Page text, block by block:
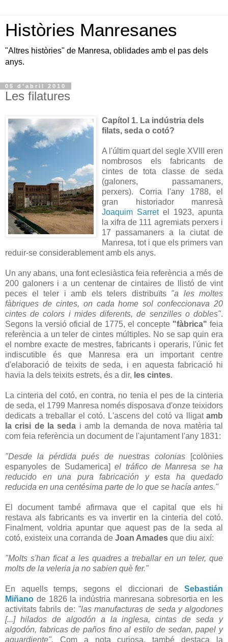
Històries Manresanes
"Altres històries" de Manresa, oblidades amb el pas dels
anys.
05 d’abril 2010
Les filatures
Capítol 1. La indústria dels
filats, seda o cotó?
A l'últim quart del segle XVIII eren
nombrosos els fabricants de
cintes de tota classe de seda
(galoners, passamaners,
perxers). Corria l'any 1788, el
gran historiador manresà
Joaquim Sarretel 1923, apunta
la xifra de 111 agremiats perxers i
17 passamaners a la ciutat de
Manresa, tot i que els primers van
reduir-se considerablement amb els anys.
Un any abans, una font eclesiàstica feia referència a més de
200 galoners i a un centenar de cintaires de llistó de vint
peces el teler i amb els telers distribuïts "a les moltes
fàbriques de cintes, on cada home sol confeccionava 20
cintes de colors i mides diferents, de senzilles o dobles".
Segons la versió oficial de 1775, el concepte "fàbrica" feia
referència a un teler de cintes múltiples. No se sap quin era
el nombre exacte de mestres, fabricants i operaris, l'únic fet
indiscutible és que Manresa era un important centre
d'elaboració de teixits de seda, i en aquesta fabricació hi
havia la dels teixits estrets, és a dir, les cintes.
La cinteria del cotó, en contra, no tenia el pes de la cinteria
de seda, el 1799 Manresa només disposava d'onze teixidors
dedicats a treballar el cotó. L'ascens del cotó va lligat amb
la crisi de la seda i amb la demanda de nova matèria tal
com feia referència un document de l'ajuntament l'any 1831:
"Desde la pérdida pués de nuestras colonias
[colònies
espanyoles de Sudamerica]el tráfico de Manresa se ha
reducido en una pura fabricación y esta ha quedado
reducida en una centésima parte de lo que se hacía antes."
El document també afirmava que el capital que els hi
restava als fabricants es va invertir en la cinteria del cotó.
Finalment, voldria apuntar que aquest pas de la seda al
cotó, existeix una corranda de Joan Amades que diu així:
"Molts s'han ficat a les quadres a treballar en un teler, que
molts de la veleria ja no sabien què fer."
En aquells temps, segons el diccionari de
Sebastián
Miñano de 1826 la indústria manresana sobresortia en les
activitats fabrils de: "las manufacturas de seda y algodones
[...] hilados de algodón a la inglesa, cintas de seda y
algodón, fabricas de paños fino al estilo de sedan, papel y
aguardiente". Com a nota curiosa, també destaca la